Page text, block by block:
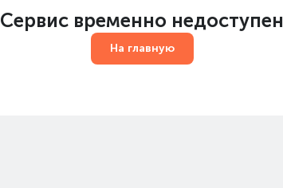
Сервис временно недоступен
На главную